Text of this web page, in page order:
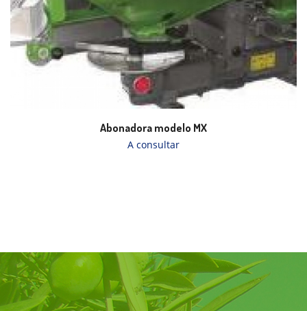
Abonadora modelo MX
A consultar